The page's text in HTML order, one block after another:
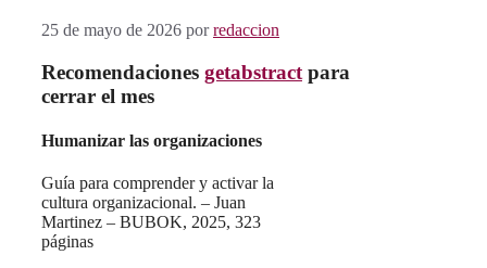
25 de mayo de 2026 porredaccion
Recomendaciones getabstract para
cerrar el mes
Humanizar las organizaciones
Guía para comprender y activar la
cultura organizacional. – Juan
Martinez – BUBOK, 2025, 323
páginas